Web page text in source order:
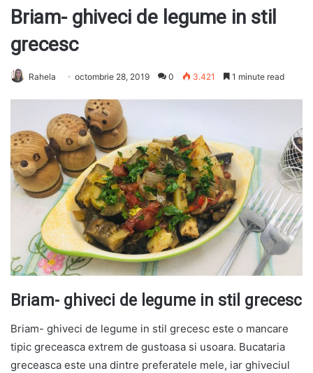
Briam- ghiveci de legume in stil
grecesc
Rahela octombrie 28, 2019 0 3.421 1 minute read
Briam- ghiveci de legume in stil grecesc
Briam- ghiveci de legume in stil grecesc este o mancare
tipic greceasca extrem de gustoasa si usoara. Bucataria
greceasca este una dintre preferatele mele, iar ghiveciul